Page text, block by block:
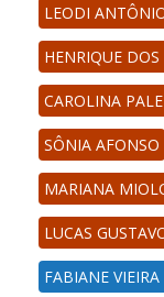
LEODI
HENRIQUE
CAROLINA
SÔNIA AFONSO
MARIANA
LUCAS
FABIANE